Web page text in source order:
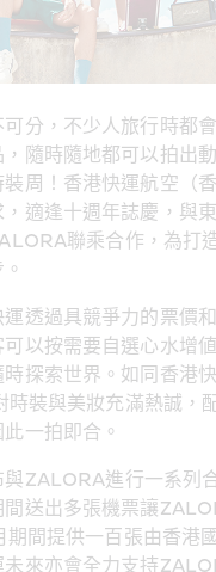
分，不少人旅行時都
隨時隨地都可以拍出
周！香港快運航空（
適逢十週年誌慶，與
聯乘合作，為打
透過具競爭力的票價
以按需要自選心水增
探索世界。如同香港
裝與美妝充滿熱誠，
一拍即合。
ZALORA進行一系列
送出多張機票讓
期間提供一百張由香港
來亦會全力支持